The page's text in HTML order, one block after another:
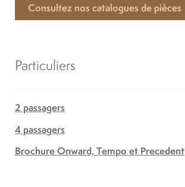
Consultez nos catalogues de pièces
Particuliers
2 passagers
4 passagers
Brochure Onward, Tempo et Precedent